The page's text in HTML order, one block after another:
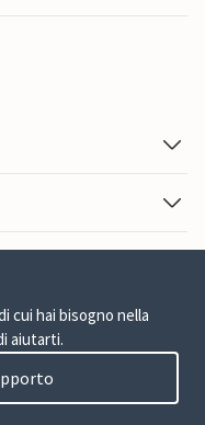
cui hai bisogno nella
aiutarti.